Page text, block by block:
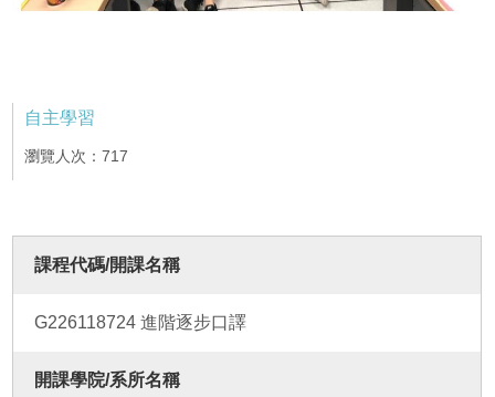
自主學習
瀏覽人次：717
課程代碼/開課名稱
G226118724 進階逐步口譯
開課學院/系所名稱